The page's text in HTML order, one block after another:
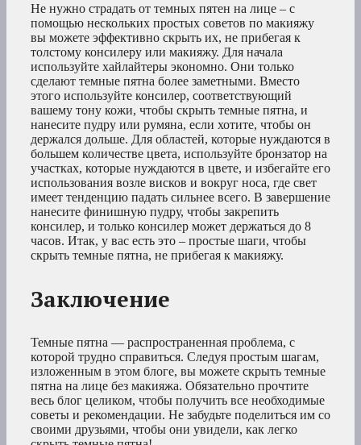
Не нужно страдать от темных пятен на лице – с
помощью нескольких простых советов по макияжу
вы можете эффективно скрыть их, не прибегая к
толстому консилеру или макияжу. Для начала
используйте хайлайтеры экономно. Они только
сделают темные пятна более заметными. Вместо
этого используйте консилер, соответствующий
вашему тону кожи, чтобы скрыть темные пятна, и
нанесите пудру или румяна, если хотите, чтобы он
держался дольше. Для областей, которые нуждаются в
большем количестве цвета, используйте бронзатор на
участках, которые нуждаются в цвете, и избегайте его
использования возле висков и вокруг носа, где свет
имеет тенденцию падать сильнее всего. В завершение
нанесите финишную пудру, чтобы закрепить
консилер, и только консилер может держаться до 8
часов. Итак, у вас есть это – простые шаги, чтобы
скрыть темные пятна, не прибегая к макияжу.
Заключение
Темные пятна — распространенная проблема, с
которой трудно справиться. Следуя простым шагам,
изложенным в этом блоге, вы можете скрыть темные
пятна на лице без макияжа. Обязательно прочтите
весь блог целиком, чтобы получить все необходимые
советы и рекомендации. Не забудьте поделиться им со
своими друзьями, чтобы они увидели, как легко